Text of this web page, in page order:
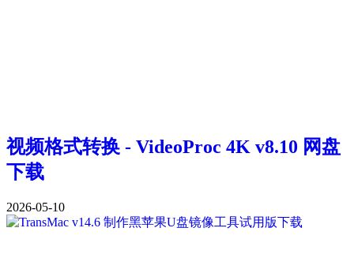
视频格式转换 - VideoProc 4K v8.10 网盘
下载
2026-05-10